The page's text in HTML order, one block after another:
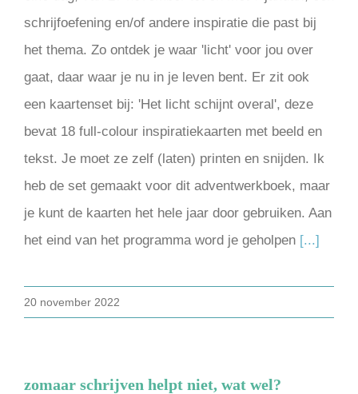
schrijfoefening en/of andere inspiratie die past bij
het thema. Zo ontdek je waar 'licht' voor jou over
gaat, daar waar je nu in je leven bent. Er zit ook
een kaartenset bij: 'Het licht schijnt overal', deze
bevat 18 full-colour inspiratiekaarten met beeld en
tekst. Je moet ze zelf (laten) printen en snijden. Ik
heb de set gemaakt voor dit adventwerkboek, maar
je kunt de kaarten het hele jaar door gebruiken. Aan
het eind van het programma word je geholpen [...]
20 november 2022
zomaar schrijven helpt niet, wat wel?